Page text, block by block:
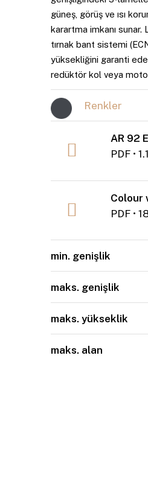
güneş, görüş ve ısı
karartma imkanı
tırnak bant sistemi
yüksekliğini garanti
redüktör kol veya motor
Renkler
AR 92
PDF •
Colour
PDF •
min. genişlik
maks. genişlik
maks. yükseklik
maks. alan